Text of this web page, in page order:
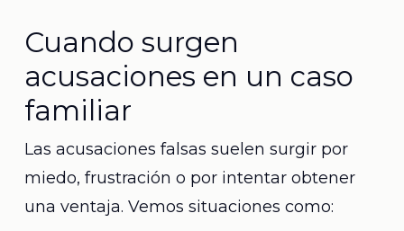
Cuando surgen
acusaciones en un caso
familiar
Las acusaciones falsas suelen surgir por
miedo, frustración o por intentar obtener
una ventaja. Vemos situaciones como: